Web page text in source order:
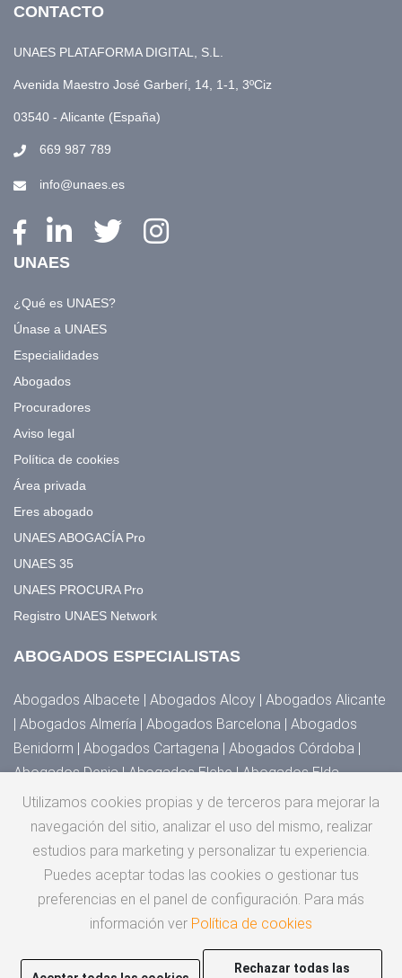
CONTACTO
UNAES PLATAFORMA DIGITAL, S.L.
Avenida Maestro José Garberí, 14, 1-1, 3ºCiz
03540 - Alicante (España)
669 987 789
info@unaes.es
UNAES
¿Qué es UNAES?
Únase a UNAES
Especialidades
Abogados
Procuradores
Aviso legal
Política de cookies
Área privada
Eres abogado
UNAES ABOGACÍA Pro
UNAES 35
UNAES PROCURA Pro
Registro UNAES Network
ABOGADOS ESPECIALISTAS
Abogados Albacete | Abogados Alcoy | Abogados Alicante
| Abogados Almería | Abogados Barcelona | Abogados
Benidorm | Abogados Cartagena | Abogados Córdoba |
Abogados Denia | Abogados Elche | Abogados Elda,
Novelda y Villena | Abogados Granada | Abogados Huesca |
Abogados Jaén | Abogados Madrid | Abogados Málaga |
Abogados Murcia | Abogados Orihuela, Torrevieja y
Guardamar | Abogados San Cristóbal de la Laguna |
Abogados San Vicente del Raspeig | Abogados Santander |
Abogados Sevilla | Abogados Valencia | Abogados
Utilizamos cookies propias y de terceros para mejorar la
navegación del sitio, analizar el uso del mismo, realizar
estudios para marketing y personalizar tu experiencia.
Puedes aceptar todas las cookies o gestionar tus
preferencias en el panel de configuración. Para más
información ver Política de cookies
Rechazar todas las